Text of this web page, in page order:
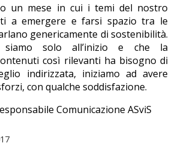
un mese in cui i temi del nostro
a emergere e farsi spazio tra le
genericamente di sostenibilità.
siamo solo all’inizio e che la
così rilevanti ha bisogno di
indirizzata, iniziamo ad avere
con qualche soddisfazione.
Comunicazione ASviS